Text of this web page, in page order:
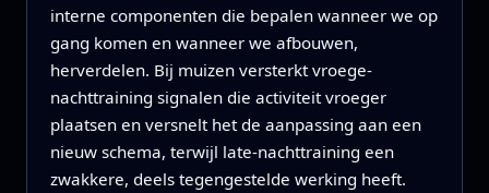
interne componenten die bepalen wanneer we op
gang komen en wanneer we afbouwen,
herverdelen. Bij muizen versterkt vroege-
nachttraining signalen die activiteit vroeger
plaatsen en versnelt het de aanpassing aan een
nieuw schema, terwijl late-nachttraining een
zwakkere, deels tegengestelde werking heeft.